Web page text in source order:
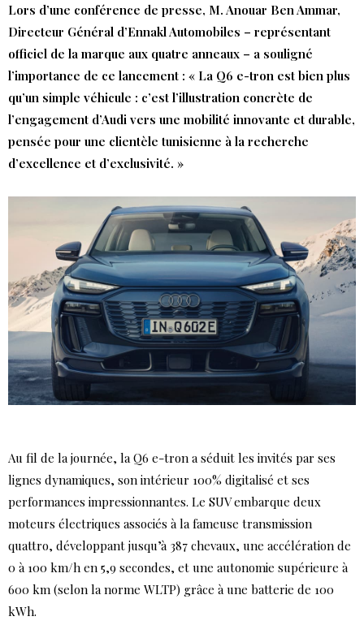
Lors d’une conférence de presse, M. Anouar Ben Ammar,
Directeur Général d’Ennakl Automobiles – représentant
officiel de la marque aux quatre anneaux – a souligné
l’importance de ce lancement : « La Q6 e-tron est bien plus
qu’un simple véhicule : c’est l’illustration concrète de
l’engagement d’Audi vers une mobilité innovante et durable,
pensée pour une clientèle tunisienne à la recherche
d’excellence et d’exclusivité. »
Au fil de la journée, la Q6 e-tron a séduit les invités par ses
lignes dynamiques, son intérieur 100% digitalisé et ses
performances impressionnantes. Le SUV embarque deux
moteurs électriques associés à la fameuse transmission
quattro, développant jusqu’à 387 chevaux, une accélération de
0 à 100 km/h en 5,9 secondes, et une autonomie supérieure à
600 km (selon la norme WLTP) grâce à une batterie de 100
kWh.